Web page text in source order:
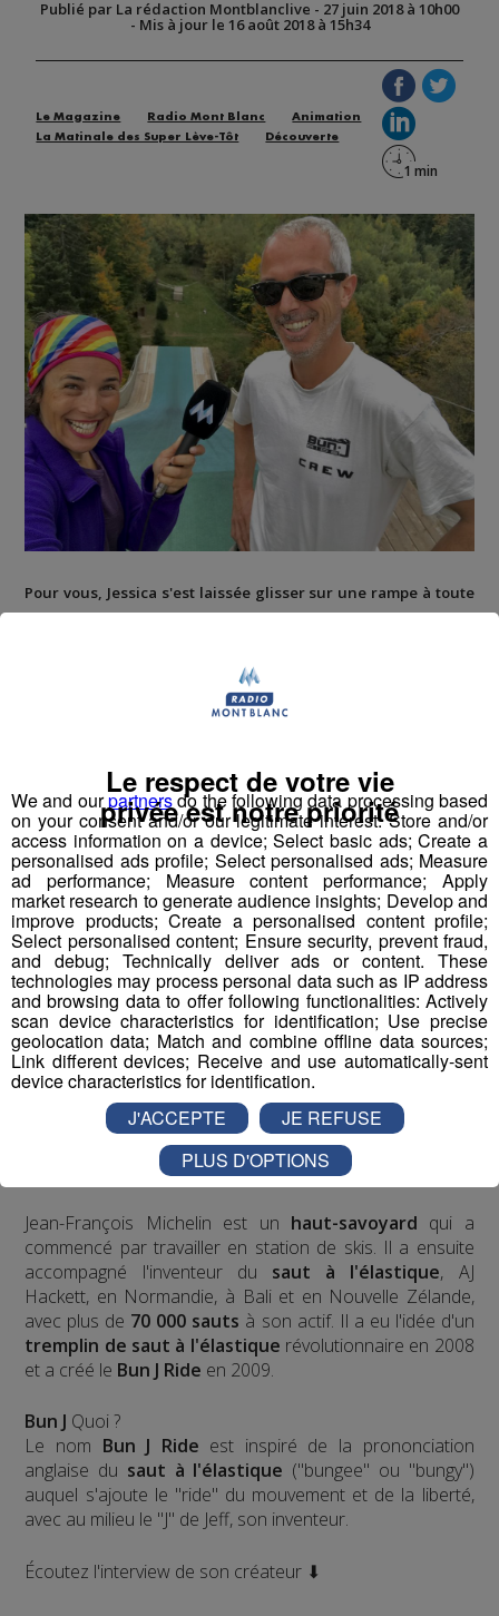
Publié par La rédaction Montblanclive - 27 juin 2018 à 10h00
- Mis à jour le 16 août 2018 à 15h34
Le Magazine Radio Mont Blanc
Animation
La Matinale des Super Lève-Tôt
Découverte
Pour vous, Jessica s'est laissée glisser sur une rampe à toute
vitesse pour tester le Saut à l'élastique en vélo sur le Bun J
Jean-François Michelin est un haut-savoyard qui a
commencé par travailler en station de skis. Il a ensuite
accompagné l'inventeur du saut à l'élastique, AJ
Hackett, en Normandie, à Bali et en Nouvelle Zélande,
avec plus de 70 000 sauts à son actif. Il a eu l'idée d'un
tremplin de saut à l'élastique révolutionnaire en 2008
et a créé le Bun J Ride en 2009.
Bun J Quoi ?
Le nom Bun J Ride est inspiré de la prononciation
anglaise du saut à l'élastique ("bungee" ou "bungy")
auquel s'ajoute le "ride" du mouvement et de la liberté,
avec au milieu le "J" de Jeff, son inventeur.
Écoutez l'interview de son créateur ⬇
We and ourpartnersdo the following data processing based
on your consent and/or our legitimate interest: Store and/or
access information on a device; Select basic ads; Create a
personalised ads profile; Select personalised ads; Measure
ad performance; Measure content performance; Apply
market research to generate audience insights; Develop and
improve products; Create a personalised content profile;
Select personalised content; Ensure security, prevent fraud,
and debug; Technically deliver ads or content. These
technologies may process personal data such as IP address
and browsing data to offer following functionalities: Actively
scan device characteristics for identification; Use precise
geolocation data; Match and combine offline data sources;
Link different devices; Receive and use automatically-sent
device characteristics for identification.
Le respect de votre vie
privée est notre priorité
J'ACCEPTE
JE REFUSE
PLUS D'OPTIONS